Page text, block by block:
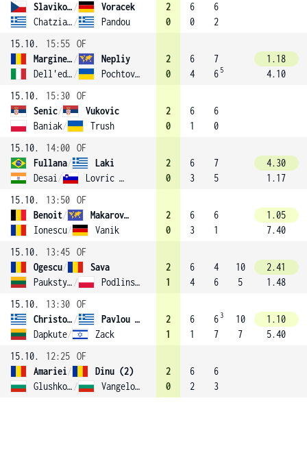
Slavikova /
Voracek
Chatziavraam / Pandou
2
0
6
0
6
2
15.10.
15:55 OF
Marginean /
Nepliy
Dell'edera / Pochtovyk
2
0
6
4
7
6 5
1.18
4.10
15.10.
15:30 OF
Senic/
Vukovic
Baniak/ Trush
2
0
6
1
6
0
15.10.
14:00 OF
Fullana/
Laki
Desai / Lovric (4)
2
0
6
3
7
5
4.30
1.17
15.10.
13:50 OF
Benoit/
Makarova (3)
Ionescu/ Vanik
2
0
6
3
6
1
1.05
7.40
15.10.
13:45 OF
Ogescu/
Sava
Paukstyte / Podlinska
2
1
6
4
4
6
10
5
2.41
1.48
15.10.
13:30 OF
Christofi /
Pavlou (1)
Dapkute/ Zack
2
1
6
1
6 3
7
10
7
1.10
5.40
15.10.
12:25 OF
Amariei/
Dinu (2)
Glushkova / Vangelova
2
0
6
2
6
3